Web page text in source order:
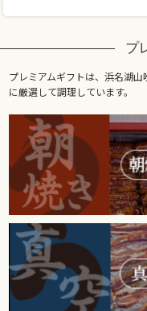
プ
プレミアムギフトは、浜名湖
に厳選して調理しています。